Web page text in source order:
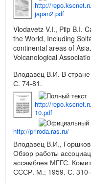
http://
japan2.pdf
Vlodavetz V.I., Piip B.I.
the World, Including
continental areas of
Volcanological
Влодавец В.И. В
С. 74-81.
http://
10.pdf
http://priroda.ras.ru/
Влодавец В.И.,
Обзор работы
ассамблея МГГС.
СССР. М.: 1959. С. 310-